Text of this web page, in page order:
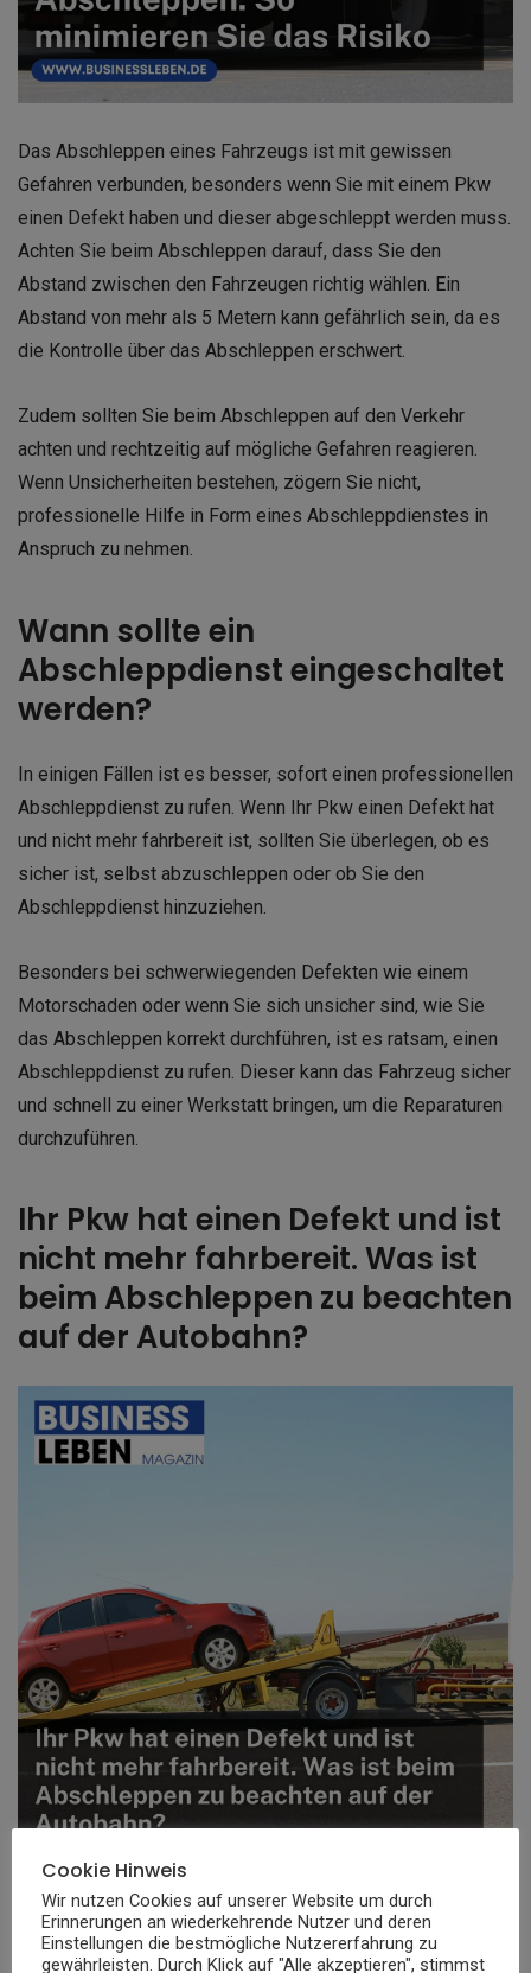
Das Abschleppen eines Fahrzeugs ist mit gewissen
Gefahren verbunden, besonders wenn Sie mit einem Pkw
einen Defekt haben und dieser abgeschleppt werden muss.
Achten Sie beim Abschleppen darauf, dass Sie den
Abstand zwischen den Fahrzeugen richtig wählen. Ein
Abstand von mehr als 5 Metern kann gefährlich sein, da es
die Kontrolle über das Abschleppen erschwert.
Zudem sollten Sie beim Abschleppen auf den Verkehr
achten und rechtzeitig auf mögliche Gefahren reagieren.
Wenn Unsicherheiten bestehen, zögern Sie nicht,
professionelle Hilfe in Form eines Abschleppdienstes in
Anspruch zu nehmen.
Wann sollte ein
Abschleppdienst eingeschaltet
werden?
In einigen Fällen ist es besser, sofort einen professionellen
Abschleppdienst zu rufen. Wenn Ihr Pkw einen Defekt hat
und nicht mehr fahrbereit ist, sollten Sie überlegen, ob es
sicher ist, selbst abzuschleppen oder ob Sie den
Abschleppdienst hinzuziehen.
Besonders bei schwerwiegenden Defekten wie einem
Motorschaden oder wenn Sie sich unsicher sind, wie Sie
das Abschleppen korrekt durchführen, ist es ratsam, einen
Abschleppdienst zu rufen. Dieser kann das Fahrzeug sicher
und schnell zu einer Werkstatt bringen, um die Reparaturen
durchzuführen.
Ihr Pkw hat einen Defekt und ist
nicht mehr fahrbereit. Was ist
beim Abschleppen zu beachten
auf der Autobahn?
Auf der Autobahn gelten spezielle Vorschriften für das
Abschleppen von Fahrzeugen. Wenn Ihr Pkw auf der
Cookie Hinweis
Wir nutzen Cookies auf unserer Website um durch
Erinnerungen an wiederkehrende Nutzer und deren
Einstellungen die bestmögliche Nutzererfahrung zu
gewährleisten. Durch Klick auf "Alle akzeptieren", stimmst